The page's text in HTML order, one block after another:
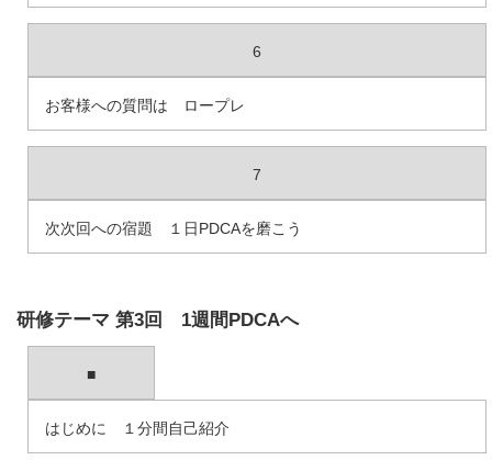
6
お客様への質問は ロープレ
7
次次回への宿題 １日PDCAを磨こう
研修テーマ 第3回 1週間PDCAへ
■
はじめに １分間自己紹介